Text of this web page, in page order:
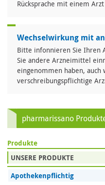
Rücksprache mit einem
Wechselwirkung mit
Bitte infonnieren Sie Ihren
Sie andere Arzneimittel
eingenommen haben, auch
verschreibungspflichtige
pharmarissano
Produkte
UNSERE PRODUKTE
Apothekenpflichtig